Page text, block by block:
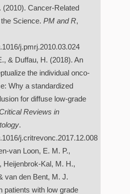
(2010). Cancer-Related
Science. PM and R,
j.pmrj.2010.03.024
& Duffau, H. (2018). An
the individual onco-
Why a standardized
for diffuse low-grade
Reviews in
.
j.critrevonc.2017.12.008
van Loon, E. M. P.,
Heijenbrok-Kal, M. H.,
van den Bent, M. J.
patients with low grade